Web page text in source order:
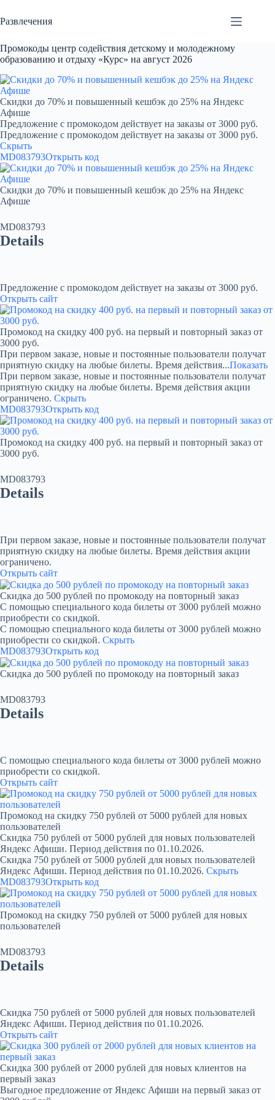
к
сути
Развлечения
Промокоды центр содействия детскому и молодежному
образованию и отдыху «Курс» на август 2026
Скидки до 70% и повышенный кешбэк до 25% на Яндекс
Афише
Предложение с промокодом действует на заказы от 3000 руб.
Предложение с промокодом действует на заказы от 3000 руб.
Скрыть
MD083793Открыть код
Скидки до 70% и повышенный кешбэк до 25% на Яндекс
Афише
MD083793
Details
Предложение с промокодом действует на заказы от 3000 руб.
Открыть сайт
Промокод на скидку 400 руб. на первый и повторный заказ от
3000 руб.
При первом заказе, новые и постоянные пользователи получат
приятную скидку на любые билеты. Время действия...Показать
При первом заказе, новые и постоянные пользователи получат
приятную скидку на любые билеты. Время действия акции
ограничено. Скрыть
MD083793Открыть код
Промокод на скидку 400 руб. на первый и повторный заказ от
3000 руб.
MD083793
Details
При первом заказе, новые и постоянные пользователи получат
приятную скидку на любые билеты. Время действия акции
ограничено.
Открыть сайт
Скидка до 500 рублей по промокоду на повторный заказ
С помощью специального кода билеты от 3000 рублей можно
приобрести со скидкой.
С помощью специального кода билеты от 3000 рублей можно
приобрести со скидкой. Скрыть
MD083793Открыть код
Скидка до 500 рублей по промокоду на повторный заказ
MD083793
Details
С помощью специального кода билеты от 3000 рублей можно
приобрести со скидкой.
Открыть сайт
Промокод на скидку 750 рублей от 5000 рублей для новых
пользователей
Скидка 750 рублей от 5000 рублей для новых пользователей
Яндекс Афиши. Период действия по 01.10.2026.
Скидка 750 рублей от 5000 рублей для новых пользователей
Яндекс Афиши. Период действия по 01.10.2026. Скрыть
MD083793Открыть код
Промокод на скидку 750 рублей от 5000 рублей для новых
пользователей
MD083793
Details
Скидка 750 рублей от 5000 рублей для новых пользователей
Яндекс Афиши. Период действия по 01.10.2026.
Открыть сайт
Скидка 300 рублей от 2000 рублей для новых клиентов на
первый заказ
Выгодное предложение от Яндекс Афиши на первый заказ от